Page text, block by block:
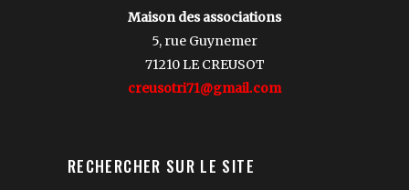
Maison des associations
5, rue Guynemer
71210 LE CREUSOT
creusotri71@gmail.com
RECHERCHER SUR LE SITE